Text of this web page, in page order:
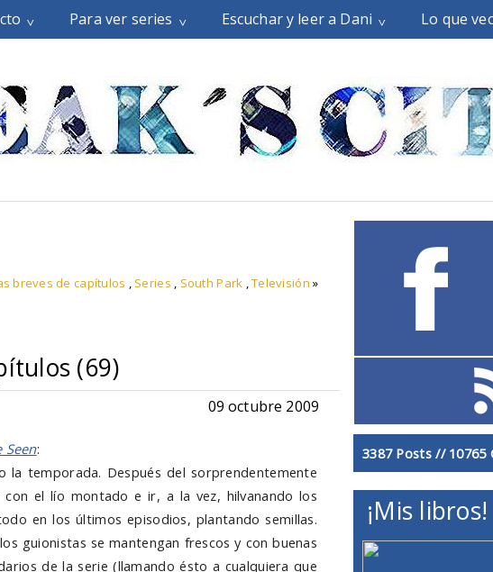
Para ver series Escuchar y leer a Dani Lo que
breves de capítulos , Series , South Park ,Televisión »
(69)
09 octubre 2009
Seen:
la temporada. Después del sorprendentemente
el lío montado e ir, a la vez, hilvanando los
en los últimos episodios, plantando semillas.
guionistas se mantengan frescos y con buenas
de la serie (llamando ésto a cualquiera que
3387 Posts // 10765
¡Mis libros!